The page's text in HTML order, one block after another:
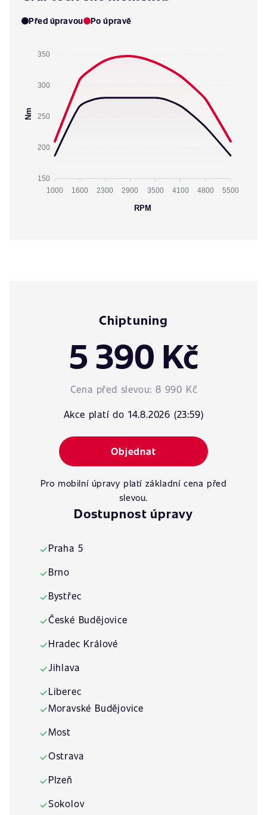
Před úpravou Po úpravě
350
300
250
200
150
Nm
1000 1600 2300 2900 3500 4100 4800 5500
RPM
Chiptuning
5 390 Kč
Cena před slevou: 8 990 Kč
Akce platí do 14.8.2026 (23:59)
Objednat
Pro mobilní úpravy platí základní cena před
slevou.
Dostupnost úpravy
✓Praha 5
✓Brno
✓Bystřec
✓České Budějovice
✓Hradec Králové
✓Jihlava
✓Liberec
✓Moravské Budějovice
✓Most
✓Ostrava
✓Plzeň
✓Sokolov